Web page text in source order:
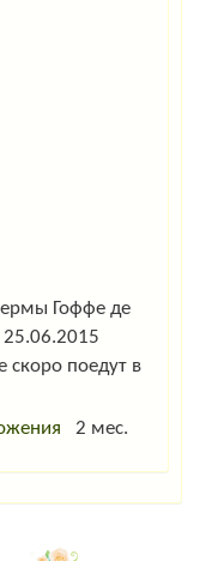
Гоффе де
25.06.2015
скоро поедут в
2 мес.